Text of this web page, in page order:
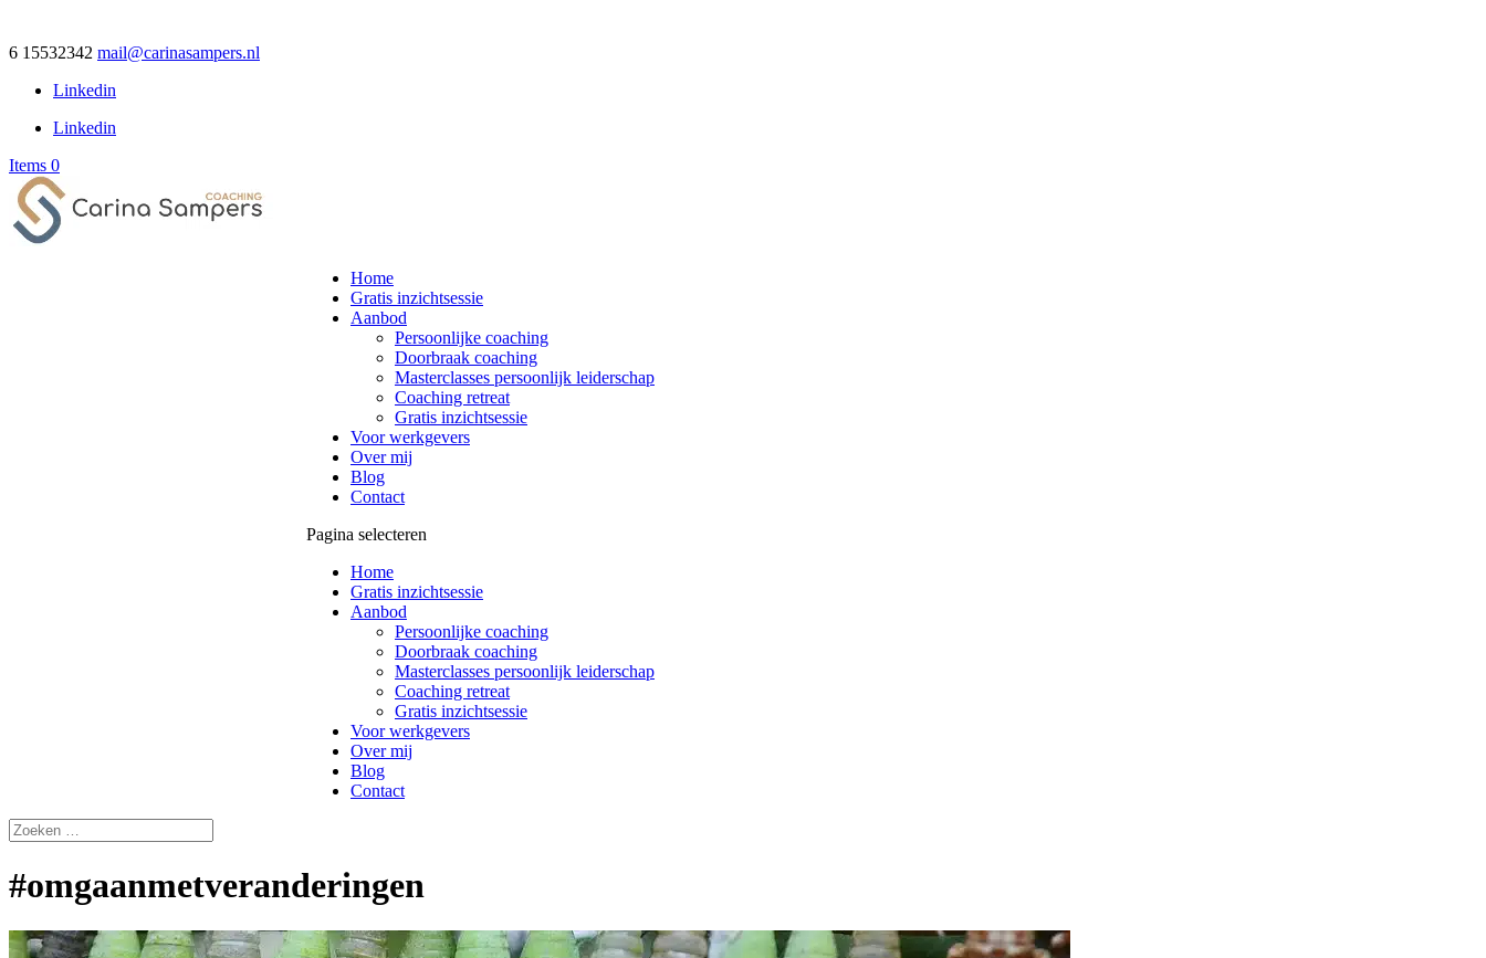
6 15532342 mail@carinasampers.nl
Linkedin
Linkedin
Items 0
Home
Gratis inzichtsessie
Aanbod
Persoonlijke coaching
Doorbraak coaching
Masterclasses persoonlijk leiderschap
Coaching retreat
Gratis inzichtsessie
Voor werkgevers
Over mij
Blog
Contact
Pagina selecteren
Home
Gratis inzichtsessie
Aanbod
Persoonlijke coaching
Doorbraak coaching
Masterclasses persoonlijk leiderschap
Coaching retreat
Gratis inzichtsessie
Voor werkgevers
Over mij
Blog
Contact
#omgaanmetveranderingen